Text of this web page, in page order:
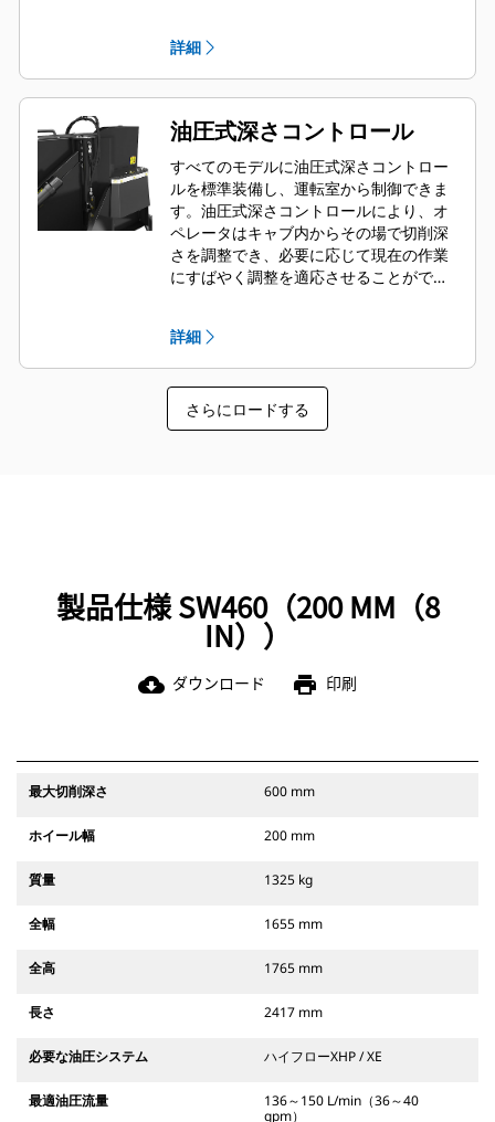
詳細
油圧式深さコントロール
すべてのモデルに油圧式深さコントロー
ルを標準装備し、運転室から制御できま
す。油圧式深さコントロールにより、オ
ペレータはキャブ内からその場で切削深
さを調整でき、必要に応じて現在の作業
にすばやく調整を適応させることができ
詳細
さらにロードする
製品仕様 SW460（200 MM（8
IN））
cloud_download ダウンロード print 印刷
最大切削深さ 600 mm
ホイール幅 200 mm
質量 1325 kg
全幅 1655 mm
全高 1765 mm
長さ 2417 mm
必要な油圧システム ハイフローXHP / XE
最適油圧流量
136～150 L/min（36～40
gpm）